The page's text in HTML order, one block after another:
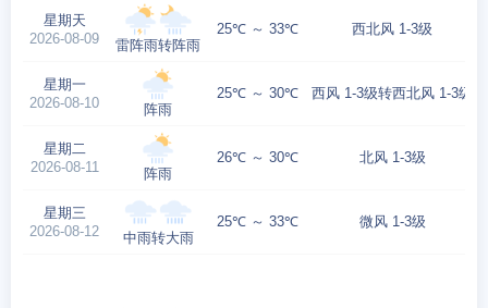
星期天
2026-08-09
雷阵雨转阵雨
25℃ ～ 33℃ 西北风 1-3级
星期一
2026-08-10
阵雨
25℃ ～ 30℃ 西风 1-3级转西北风 1-3级
星期二
2026-08-11
阵雨
26℃ ～ 30℃ 北风 1-3级
星期三
2026-08-12
中雨转大雨
25℃ ～ 33℃ 微风 1-3级